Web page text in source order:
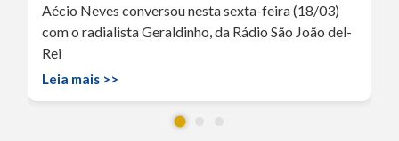
Aécio Neves conversou nesta sexta-feira (18/03)
com o radialista Geraldinho, da Rádio São João del-
Rei
Leia mais >>